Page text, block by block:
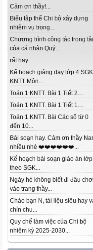
Cảm ơn thầy!...
Biểu tập thể Chi bộ xây dựng
nhiệm vụ trọng...
Chương trình công tác trọng
của cá nhân Quý...
rất hay...
Kế hoạch giảng dạy lớp 4
KNTT Môn...
Toán 1 KNTT. Bài 1 Tiết 2....
Toán 1 KNTT. Bài 1 Tiết 1....
Toán 1 KNTT. Bài Các số từ 0
đến 10...
Bài soạn hay. Cảm ơn thầy
nhiều nhé ❤️❤️❤️❤️❤️❤️...
Kế hoạch bài soạn giáo án lớp
theo SGK...
Ngày hè không biết đi đâu
vào trang thầy...
Chào bạn N, tài liệu siêu hay
chỉn chu...
Quy chế làm việc của Chi bộ
nhiệm kỳ 2025-2030...